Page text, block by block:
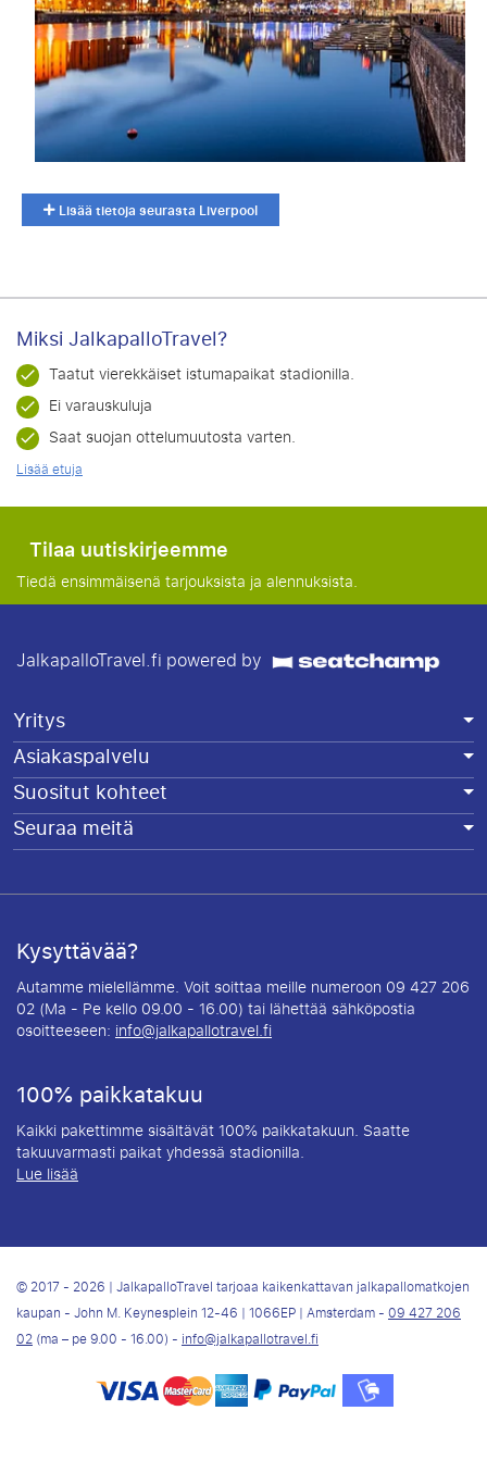
Lisää tietoja seurasta Liverpool
Miksi JalkapalloTravel?
Taatut vierekkäiset istumapaikat stadionilla.
Ei varauskuluja
Saat suojan ottelumuutosta varten.
Lisää etuja
Tilaa uutiskirjeemme
Tiedä ensimmäisenä tarjouksista ja alennuksista.
JalkapalloTravel.fi powered by
Yritys
Asiakaspalvelu
Suositut kohteet
Seuraa meitä
Kysyttävää?
Autamme mielellämme. Voit soittaa meille numeroon 09 427 206
02 (Ma - Pe kello 09.00 - 16.00) tai lähettää sähköpostia
osoitteeseen: info@jalkapallotravel.fi
100% paikkatakuu
Kaikki pakettimme sisältävät 100% paikkatakuun. Saatte
takuuvarmasti paikat yhdessä stadionilla.
Lue lisää
© 2017 - 2026 | JalkapalloTravel tarjoaa kaikenkattavan jalkapallomatkojen
kaupan - John M. Keynesplein 12-46 | 1066EP | Amsterdam -09 427 206
02(ma – pe 9.00 - 16.00) -info@jalkapallotravel.fi